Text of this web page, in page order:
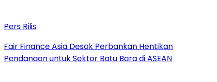
Pers Rilis
Fair Finance Asia Desak Perbankan Hentikan
Pendanaan untuk Sektor Batu Bara di ASEAN